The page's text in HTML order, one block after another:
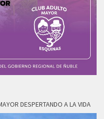
DESPERTANDO A LA VIDA